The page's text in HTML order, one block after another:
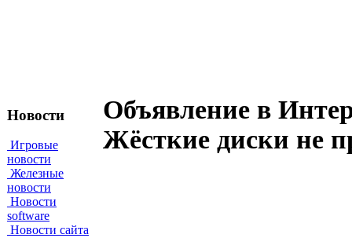
Новости
Игровые
новости
Железные
новости
Новости
software
Новости сайта
Объявление в
Жёсткие диски не